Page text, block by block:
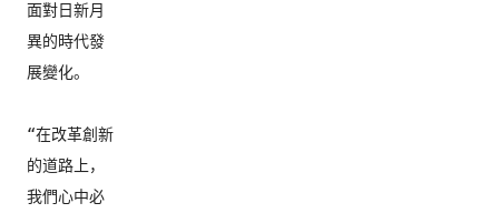
面對日新月
異的時代發
展變化。
“在改革創新
的道路上，
我們心中必